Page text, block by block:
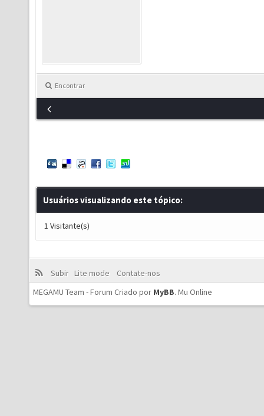
Encontrar
Usuários visualizando este tópico:
1 Visitante(s)
Subir Lite mode
Contate-nos
MEGAMU Team - Forum Criado por MyBB. Mu Online